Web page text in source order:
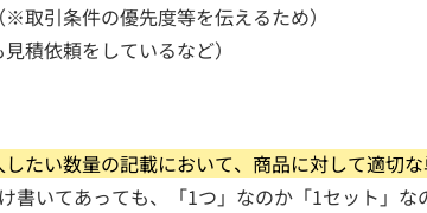
取引条件の優先度等を伝えるため）
積依頼をしているなど）
したい数量の記載において、商品に対して適切
書いてあっても、「1つ」なのか「1セット」な